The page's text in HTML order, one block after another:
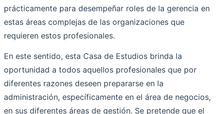
prácticamente para desempeñar roles de la gerencia en
estas áreas complejas de las organizaciones que
requieren estos profesionales.
En este sentido, esta Casa de Estudios brinda la
oportunidad a todos aquellos profesionales que por
diferentes razones deseen prepararse en la
administración, específicamente en el área de negocios,
en sus diferentes áreas de gestión. Se pretende que el